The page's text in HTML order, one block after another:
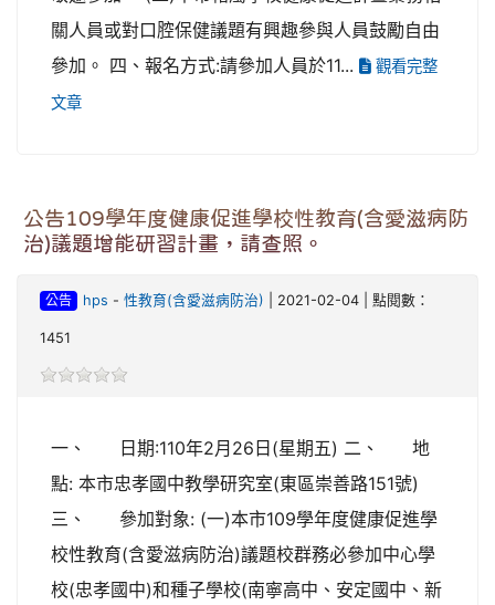
關人員或對口腔保健議題有興趣參與人員鼓勵自由
參加。 四、報名方式:請參加人員於11...
觀看完整
文章
公告109學年度健康促進學校性教育(含愛滋病防
治)議題增能研習計畫，請查照。
公告 hps - 性教育(含愛滋病防治) | 2021-02-04 | 點閱數：
1451
一、 日期:110年2月26日(星期五) 二、 地
點: 本市忠孝國中教學研究室(東區崇善路151號)
三、 參加對象: (一)本市109學年度健康促進學
校性教育(含愛滋病防治)議題校群務必參加中心學
校(忠孝國中)和種子學校(南寧高中、安定國中、新